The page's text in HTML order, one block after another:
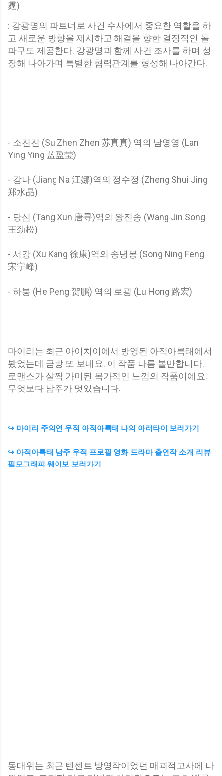
霆)
: 강광명의 파트너로 사건 수사에서 중요한 역할을 하
고 새로운 방향을 제시하고 해결을 향한 결정적인 돌
파구도 제공한다. 강광명과 함께 사건 조사를 하며 성
장해 나아가며 특별한 협력관계를 형성해 나아간다.
- 소진진 (Su Zhen Zhen 苏真真) 역의 남영영 (Lan
Ying Ying 蓝盈莹)
- 강나 (Jiang Na 江娜)역의 정수정 (Zheng Shui Jing
郑水晶)
- 당심 (Tang Xun 唐寻)역의 왕진송 (Wang Jin Song
王劲松)
- 서강 (Xu Kang 徐康)역의 송녕봉 (Song Ning Feng
宋宁峰)
- 하붕 (He Peng 贺鹏) 역의 로굉 (Lu Hong 路宏)
마이리는 최근 아이치이에서 방영된 아적아륵태에서
봤었는데 금방 또 보네요. 이 작품 나름 볼만합니다.
로맨스가 살짝 가미된 목가적인 느낌의 작품이에요.
무엇보다 남주가 멋있습니다.
↪ 마이리 주의연 우적 아적아륵태 나의 아러타이 보러가기
↪ 아적아륵태 남주 우적 프로필 영화 드라마 출연작 소개 리뷰
필모그래피 웨이보 보러가기
동대위는 최근 텐센트 방영작이었던 매괴적고사에 나